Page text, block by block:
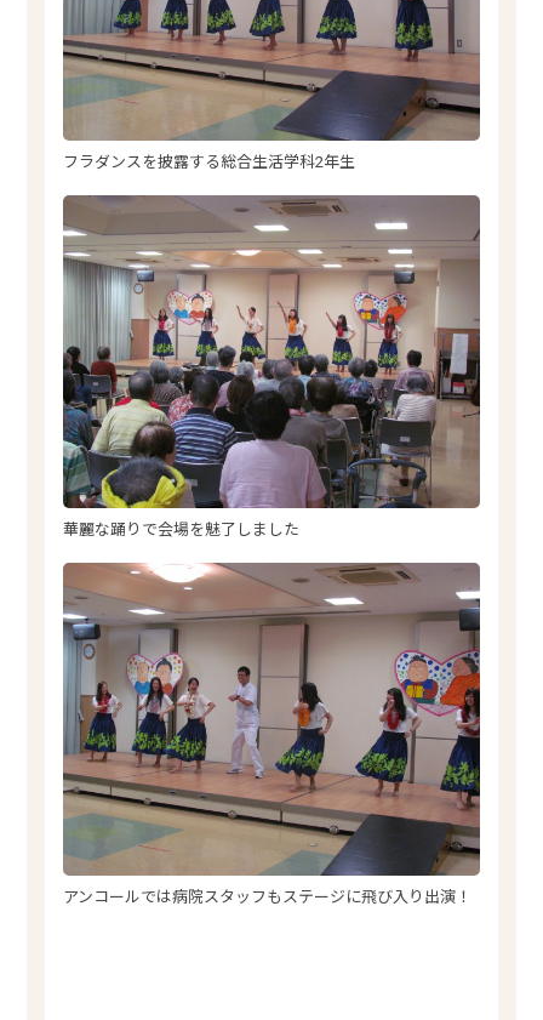
フラダンスを披露する総合生活学科2年生
華麗な踊りで会場を魅了しました
アンコールでは病院スタッフもステージに飛び入り出演！